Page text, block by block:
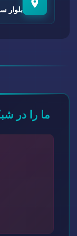
بلوار
ما را در